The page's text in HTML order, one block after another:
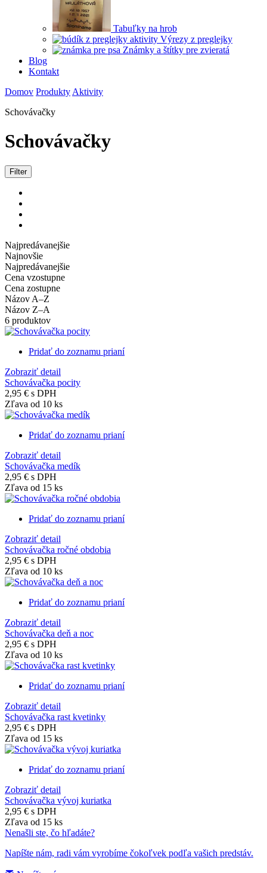
Tabuľky na hrob
Výrezy z preglejky
Známky a štítky pre zvieratá
Blog
Kontakt
Domov Produkty Aktivity
Schovávačky
Schovávačky
Filter
Najpredávanejšie
Najnovšie
Najpredávanejšie
Cena vzostupne
Cena zostupne
Názov A–Z
Názov Z–A
6 produktov
Pridať do zoznamu prianí
Zobraziť detail
Schovávačka pocity
2,95 € s DPH
Zľava od 10 ks
Pridať do zoznamu prianí
Zobraziť detail
Schovávačka medík
2,95 € s DPH
Zľava od 15 ks
Pridať do zoznamu prianí
Zobraziť detail
Schovávačka ročné obdobia
2,95 € s DPH
Zľava od 10 ks
Pridať do zoznamu prianí
Zobraziť detail
Schovávačka deň a noc
2,95 € s DPH
Zľava od 10 ks
Pridať do zoznamu prianí
Zobraziť detail
Schovávačka rast kvetinky
2,95 € s DPH
Zľava od 15 ks
Pridať do zoznamu prianí
Zobraziť detail
Schovávačka vývoj kuriatka
2,95 € s DPH
Zľava od 15 ks
Nenašli ste, čo hľadáte?
Napíšte nám, radi vám vyrobíme čokoľvek podľa vašich predstáv.